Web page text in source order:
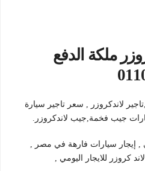
ملكة الدفع
لاندكروزر , سعر تاجير سيارة
جيب فخمة,جيب لاندكروزر.
, إيجار سيارات فارهة في مصر ,
كروزر للايجار اليومي ,